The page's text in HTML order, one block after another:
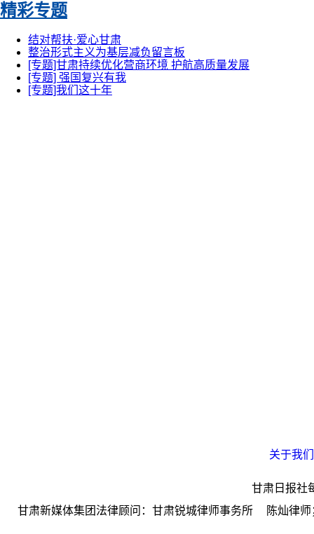
精彩专题
结对帮扶·爱心甘肃
整治形式主义为基层减负留言板
[专题]甘肃持续优化营商环境 护航高质量发展
[专题] 强国复兴有我
[专题]我们这十年
关于我们
甘肃日报社
甘肃新媒体集团法律顾问：甘肃锐城律师事务所 陈灿律